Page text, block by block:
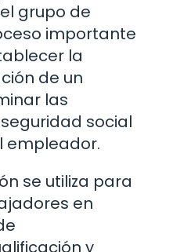
grupo de
importante
la
de un
las
social
empleador.
se utiliza para
en
y